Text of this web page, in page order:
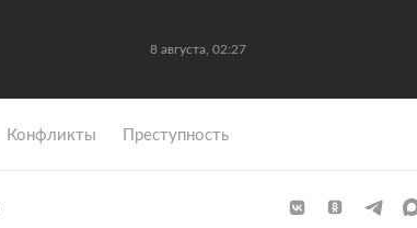
8 августа, 02:27
Конфликты Преступность